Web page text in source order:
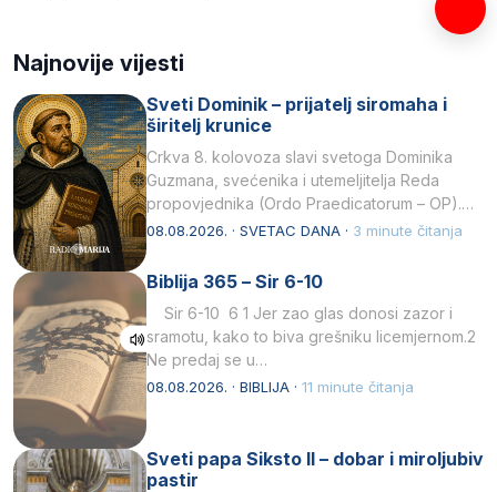
Najnovije vijesti
Sveti Dominik – prijatelj siromaha i
širitelj krunice
Crkva 8. kolovoza slavi svetoga Dominika
Guzmana, svećenika i utemeljitelja Reda
propovjednika (Ordo Praedicatorum – OP).
Svojim životom, dubokom ljubavlju prema
08.08.2026. · SVETAC DANA · 3 minute čitanja
Biblija 365 – Sir 6-10
Sir 6-10 6 1 Jer zao glas donosi zazor i
sramotu, kako to biva grešniku licemjernom.2
Ne predaj se u…
08.08.2026. · BIBLIJA · 11 minute čitanja
Sveti papa Siksto II – dobar i miroljubiv
pastir